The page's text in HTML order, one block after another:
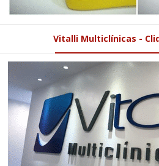
Vitalli Multiclínicas -